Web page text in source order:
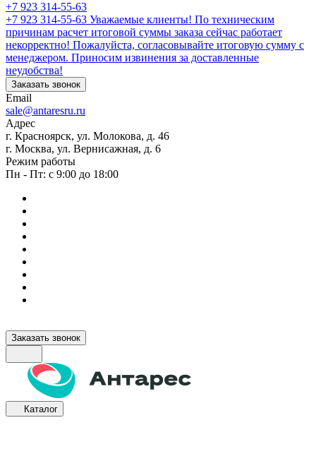
+7 923 314-55-63
+7 923 314-55-63 Уважаемые клиенты! По техническим
причинам расчет итоговой суммы заказа сейчас работает
некорректно! Пожалуйста, согласовывайте итоговую сумму с
менеджером. Приносим извинения за доставленные
неудобства!
Заказать звонок
Email
sale@antaresru.ru
Адрес
г. Красноярск, ул. Молокова, д. 46
г. Москва, ул. Вернисажная, д. 6
Режим работы
Пн - Пт: с 9:00 до 18:00
Заказать звонок
Каталог